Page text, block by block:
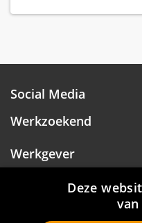
Social Media
Werkzoekend
Werkgever
Over
Deze